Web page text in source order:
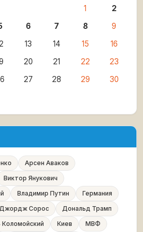
1
2
6 7 8
9
13 14 15
16
20 21 22
23
27 28 29
30
Арсен Аваков
Виктор Янукович
Владимир Путин
Германия
Сорос
Дональд Трамп
Коломойский Киев
МВФ